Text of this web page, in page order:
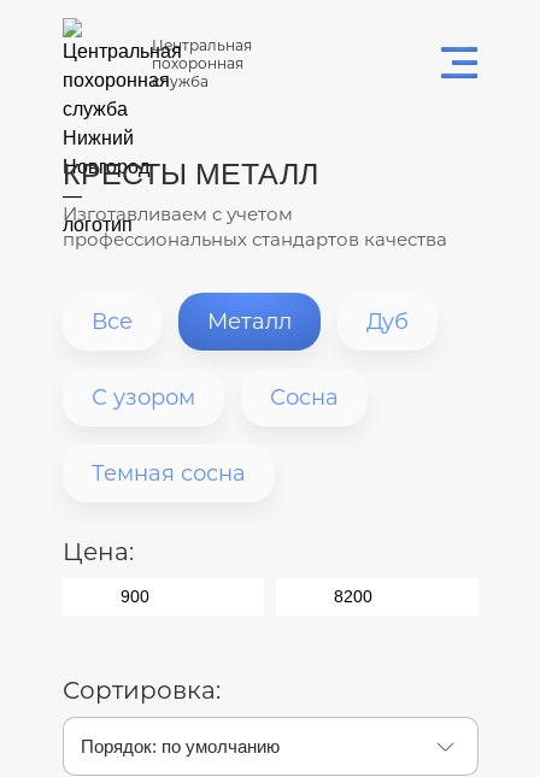
Центральная
похоронная
служба
КРЕСТЫ МЕТАЛЛ
Изготавливаем с учетом
профессиональных стандартов качества
Все Металл Дуб
С узором Сосна
Темная сосна
Цена:
Сортировка: